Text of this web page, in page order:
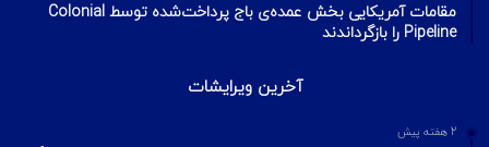
مقامات آمریکایی بخش عمده‌ی باج پرداخت‌شده توسط Colonial
Pipeline را بازگرداندند
آخرین ویرایشات
2 هفته پیش